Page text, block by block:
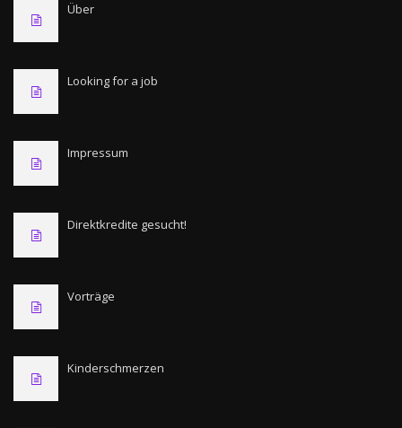
Über
Looking for a job
Impressum
Direktkredite gesucht!
Vorträge
Kinderschmerzen